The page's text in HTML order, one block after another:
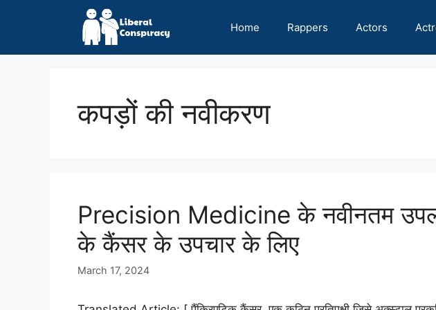
Home Rappers Actors
कपड़ों की नवीकरण
Precision Medicine के नवीनतम
के कैंसर के उपचार के लिए
March 17, 2024